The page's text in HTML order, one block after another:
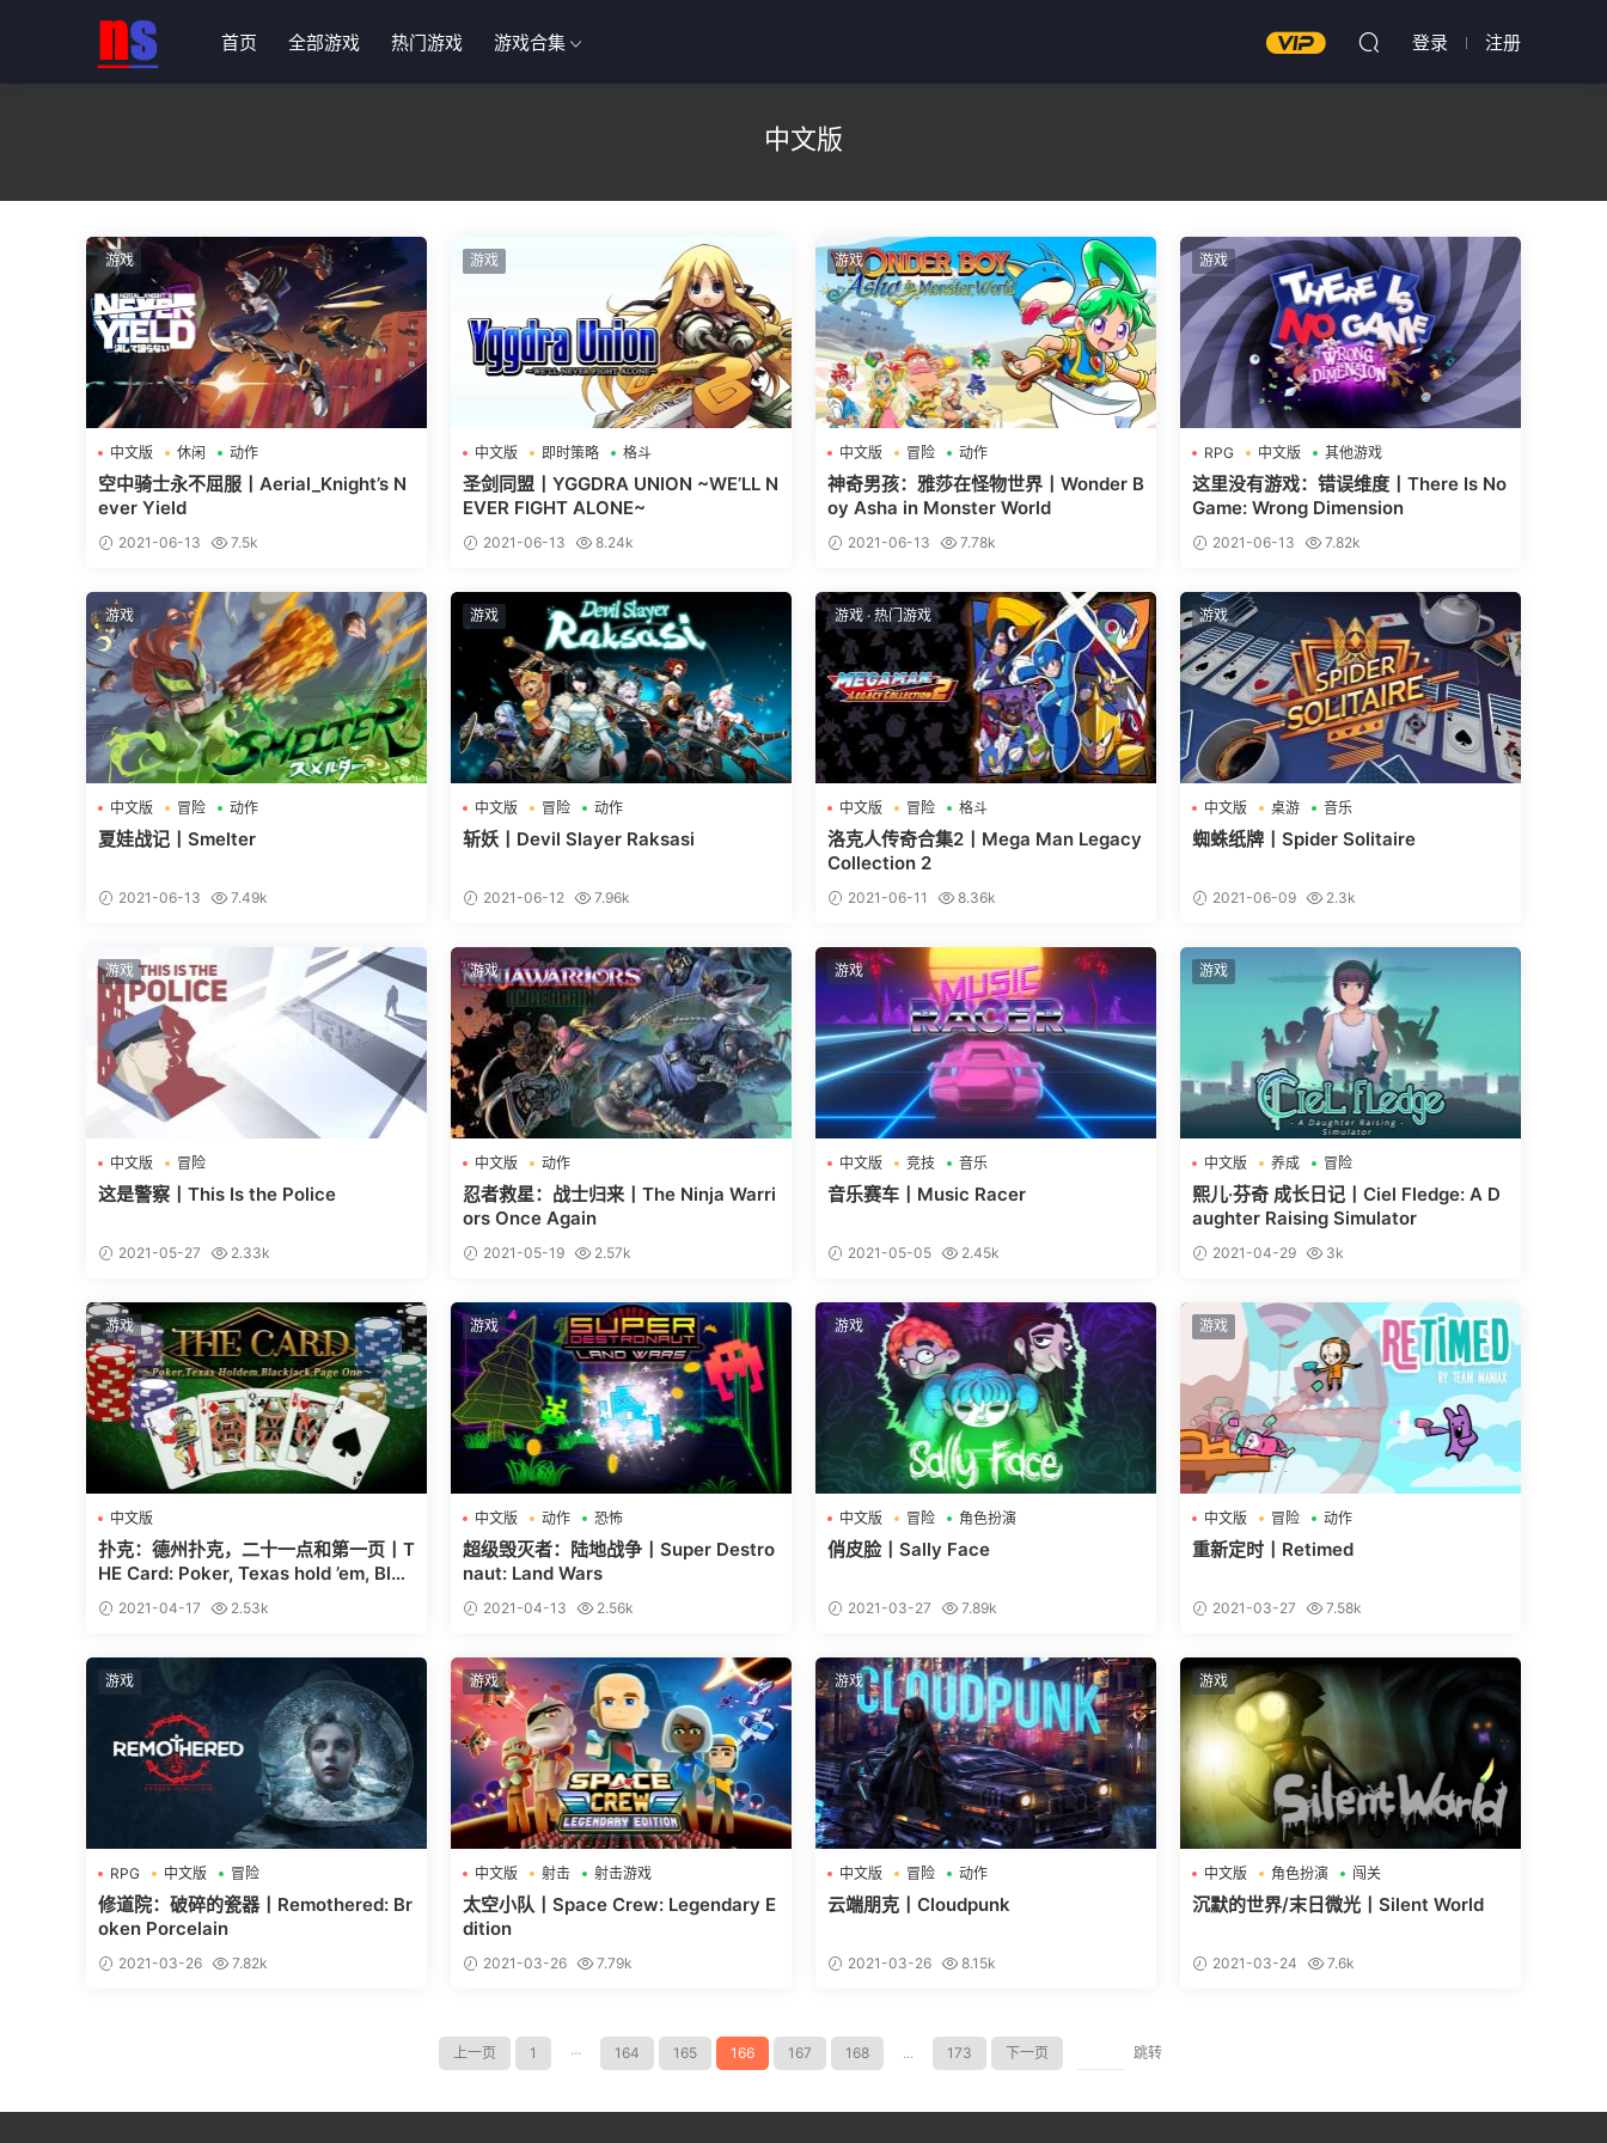
首页 全部游戏 热门游戏 游戏合集 登录 注册
中文版
游戏
中文版 休闲 动作
空中骑士永不屈服丨Aerial_Knight’s N
ever Yield
2021-06-13 7.5k
游戏
中文版 即时策略 格斗
圣剑同盟丨YGGDRA UNION ~WE’LL N
EVER FIGHT ALONE~
2021-06-13 8.24k
游戏
中文版 冒险 动作
神奇男孩：雅莎在怪物世界丨Wonder B
oy Asha in Monster World
2021-06-13 7.78k
游戏
RPG 中文版 其他游戏
这里没有游戏：错误维度丨There Is No
Game: Wrong Dimension
2021-06-13 7.82k
游戏
中文版 冒险 动作
夏娃战记丨Smelter
2021-06-13 7.49k
游戏
中文版 冒险 动作
斩妖丨Devil Slayer Raksasi
2021-06-12 7.96k
游戏 · 热门游戏
中文版 冒险 格斗
洛克人传奇合集2丨Mega Man Legacy
Collection 2
2021-06-11 8.36k
游戏
中文版 桌游 音乐
蜘蛛纸牌丨Spider Solitaire
2021-06-09 2.3k
游戏
中文版 冒险
这是警察丨This Is the Police
2021-05-27 2.33k
游戏
中文版 动作
忍者救星：战士归来丨The Ninja Warri
ors Once Again
2021-05-19 2.57k
游戏
中文版 竞技 音乐
音乐赛车丨Music Racer
2021-05-05 2.45k
游戏
中文版 养成 冒险
熙儿·芬奇 成长日记丨Ciel Fledge: A D
aughter Raising Simulator
2021-04-29 3k
游戏
中文版
扑克：德州扑克，二十一点和第一页丨T
HE Card: Poker, Texas hold ’em, Blac
kjack and Page One
2021-04-17 2.53k
游戏
中文版 动作 恐怖
超级毁灭者：陆地战争丨Super Destro
naut: Land Wars
2021-04-13 2.56k
游戏
中文版 冒险 角色扮演
俏皮脸丨Sally Face
2021-03-27 7.89k
游戏
中文版 冒险 动作
重新定时丨Retimed
2021-03-27 7.58k
游戏
RPG 中文版 冒险
修道院：破碎的瓷器丨Remothered: Br
oken Porcelain
2021-03-26 7.82k
游戏
中文版 射击 射击游戏
太空小队丨Space Crew: Legendary E
dition
2021-03-26 7.79k
游戏
中文版 冒险 动作
云端朋克丨Cloudpunk
2021-03-26 8.15k
游戏
中文版 角色扮演 闯关
沉默的世界/末日微光丨Silent World
2021-03-24 7.6k
上一页 1 ··· 164 165 166 167 168 ... 173 下一页 跳转